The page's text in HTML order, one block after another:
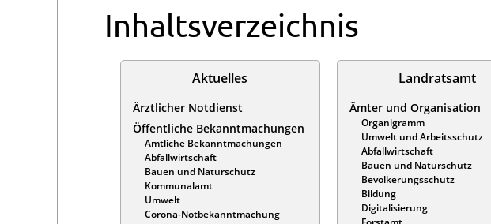
Inhaltsverzeichnis
Aktuelles
Ärztlicher Notdienst
Öffentliche Bekanntmachungen
Amtliche Bekanntmachungen
Abfallwirtschaft
Bauen und Naturschutz
Kommunalamt
Umwelt
Corona-Notbekanntmachung
Landratsamt
Ämter und Organisation
Organigramm
Umwelt und Arbeitsschutz
Abfallwirtschaft
Bauen und Naturschutz
Bevölkerungsschutz
Bildung
Digitalisierung